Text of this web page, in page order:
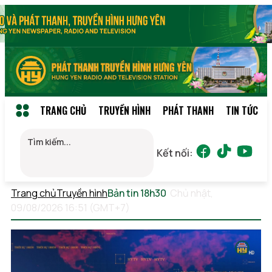
TRANG CHỦ TRUYỀN HÌNH PHÁT THANH TIN TỨC
Kết nối:
Trang chủTruyền hìnhBản tin 18h30 Chủ nhật,
09/08/2026 16:51 (GMT+7)